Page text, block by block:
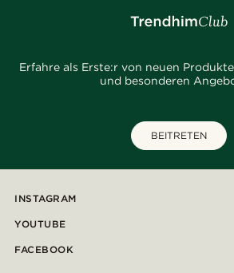
Erfahre als Erste:r von neuen
und besonderen
BEITRETEN
INSTAGRAM
YOUTUBE
FACEBOOK